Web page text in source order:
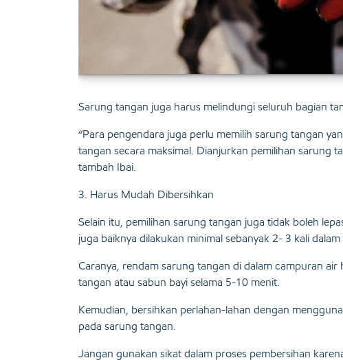
Sarung tangan juga harus melindungi seluruh bagian
“Para pengendara juga perlu memilih sarung tangan
tangan secara maksimal. Dianjurkan pemilihan sarung
tambah Ibai.
3. Harus Mudah Dibersihkan
Selain itu, pemilihan sarung tangan juga tidak boleh
juga baiknya dilakukan minimal sebanyak 2- 3 kali
Caranya, rendam sarung tangan di dalam campuran
tangan atau sabun bayi selama 5-10 menit.
Kemudian, bersihkan perlahan-lahan dengan
pada sarung tangan.
Jangan gunakan sikat dalam proses pembersihan